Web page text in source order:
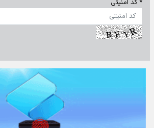
* کد امنیتی